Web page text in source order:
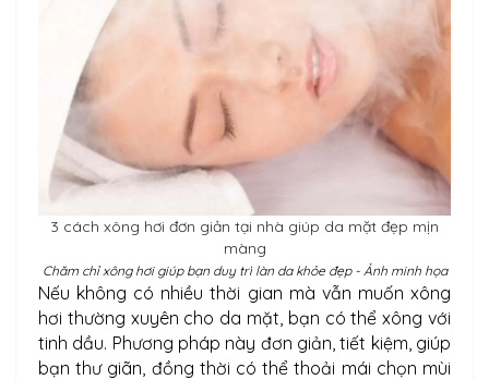
3 cách xông hơi đơn giản tại nhà giúp da mặt đẹp mịn
màng
Chăm chỉ xông hơi giúp bạn duy trì làn da khỏe đẹp - Ảnh minh họa
Nếu không có nhiều thời gian mà vẫn muốn xông
hơi thường xuyên cho da mặt, bạn có thể xông với
tinh dầu. Phương pháp này đơn giản, tiết kiệm, giúp
bạn thư giãn, đồng thời có thể thoải mái chọn mùi